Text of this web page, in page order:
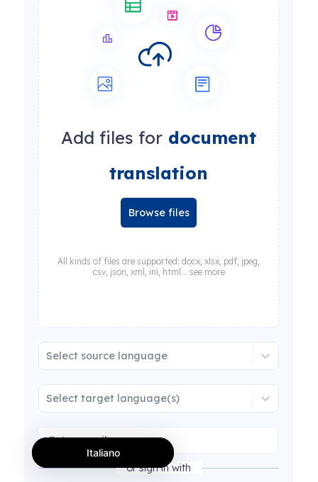
Add files for document
translation
Browse files
All kinds of files are supported: docx, xlsx, pdf, jpeg,
csv, json, xml, ini, html... see more
Select source language
Select target language(s)
or sign in with
Italiano